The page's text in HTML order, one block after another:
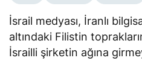
İsrail medyası, İranlı
altındaki Filistin
İsrailli şirketin ağına